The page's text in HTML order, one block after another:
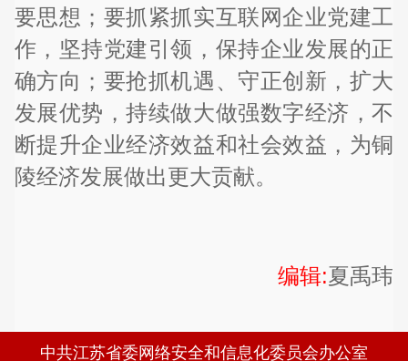
要思想；要抓紧抓实互联网企业党建工
作，坚持党建引领，保持企业发展的正
确方向；要抢抓机遇、守正创新，扩大
发展优势，持续做大做强数字经济，不
断提升企业经济效益和社会效益，为铜
陵经济发展做出更大贡献。
编辑:夏禹玮
中共江苏省委网络安全和信息化委员会办公室